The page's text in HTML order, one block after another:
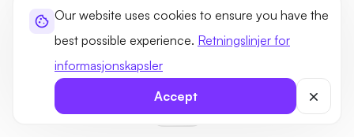
Our website uses cookies to ensure you have the
best possible experience. Retningslinjer for
informasjonskapsler
Accept
GUIDE